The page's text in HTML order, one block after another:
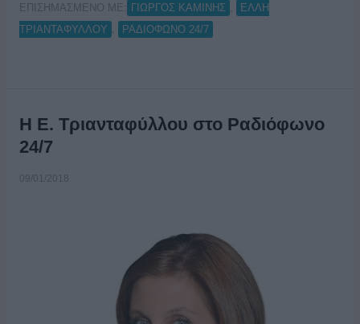
ΕΠΙΣΗΜΑΣΜΕΝΟ ΜΕ: ΓΙΩΡΓΟΣ ΚΑΜΙΝΗΣ
ΕΛΛΗ
ΤΡΙΑΝΤΑΦΥΛΛΟΥ
ΡΑΔΙΟΦΩΝΟ 24/7
Η Ε. Τριανταφύλλου στο Ραδιόφωνο
24/7
09/01/2018